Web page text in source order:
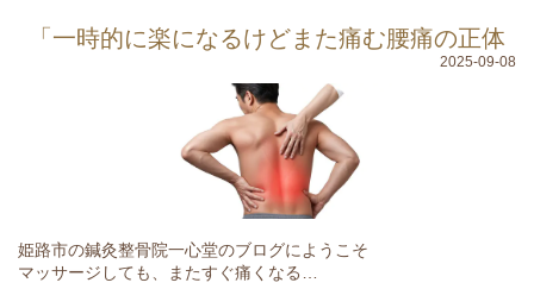
「一時的に楽になるけどまた痛む腰痛の正体
2025-09-08
姫路市の鍼灸整骨院一心堂のブログにようこそ
マッサージしても、またすぐ痛くなる…